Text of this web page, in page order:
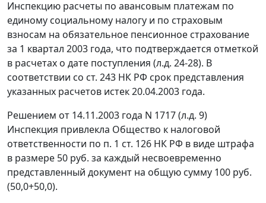
Инспекцию расчеты по авансовым платежам по
единому социальному налогу и по страховым
взносам на обязательное пенсионное страхование
за 1 квартал 2003 года, что подтверждается отметкой
в расчетах о дате поступления (л.д. 24-28). В
соответствии со ст. 243 НК РФ срок представления
указанных расчетов истек 20.04.2003 года.
Решением от 14.11.2003 года N 1717 (л.д. 9)
Инспекция привлекла Общество к налоговой
ответственности по п. 1 ст. 126 НК РФ в виде штрафа
в размере 50 руб. за каждый несвоевременно
представленный документ на общую сумму 100 руб.
(50,0+50,0).